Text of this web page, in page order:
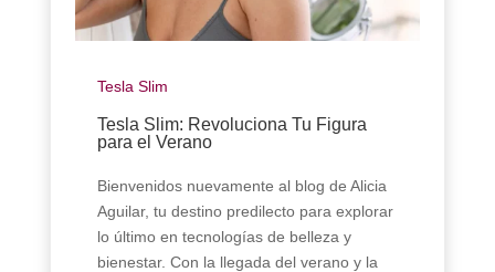
Tesla Slim
Tesla Slim: Revoluciona Tu Figura
para el Verano
Bienvenidos nuevamente al blog de Alicia
Aguilar, tu destino predilecto para explorar
lo último en tecnologías de belleza y
bienestar. Con la llegada del verano y la